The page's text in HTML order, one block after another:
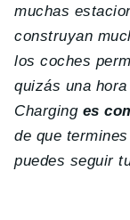
muchas
construyan
los coches
quizás una
Charging es
de que
puedes seguir